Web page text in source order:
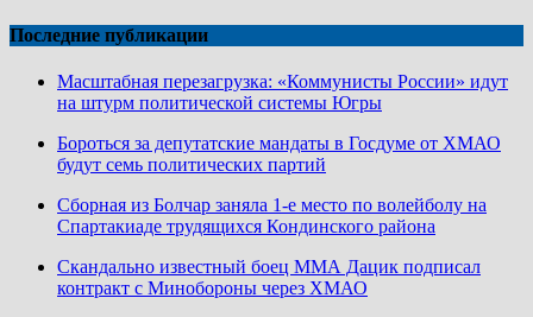
Последние публикации
Масштабная перезагрузка: «Коммунисты России» идут
на штурм политической системы Югры
Бороться за депутатские мандаты в Госдуме от ХМАО
будут семь политических партий
Сборная из Болчар заняла 1-е место по волейболу на
Спартакиаде трудящихся Кондинского района
Скандально известный боец ММА Дацик подписал
контракт с Минобороны через ХМАО